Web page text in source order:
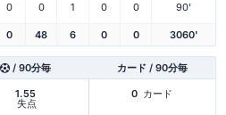
0 0 1 0 0 90'
0 48 6 0 0 3060'
/ 90分毎 カード / 90分毎
1.55
失点
0 カード